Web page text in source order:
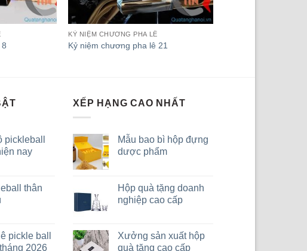
KỶ NIỆM CHƯƠNG PHA LÊ
Kỷ niệm chương pha lê 21
pickleball
nay
thân
pickle ball
2026
XẾP HẠNG CAO NHẤT
Mẫu bao bì hộp đựng
dược phẩm
Hộp quà tặng doanh
nghiệp cao cấp
Xưởng sản xuất hộp
quà tặng cao cấp